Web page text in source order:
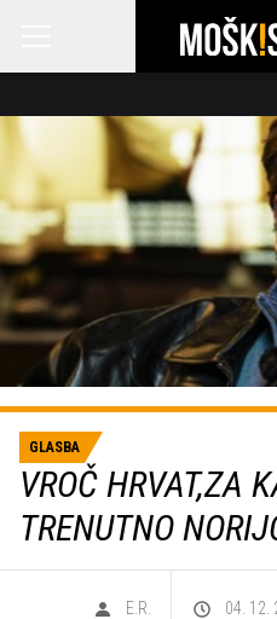
GLASBA
VROČ HRVAT,ZA
TRENUTNO
E.R. 04. 12.